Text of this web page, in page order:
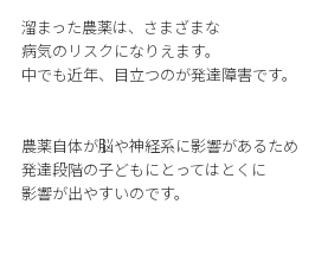
溜まった農薬は、さまざまな
病気のリスクになりえます。
中でも近年、目立つのが発達障害です。
農薬自体が脳や神経系に影響があるため
発達段階の子どもにとってはとくに
影響が出やすいのです。